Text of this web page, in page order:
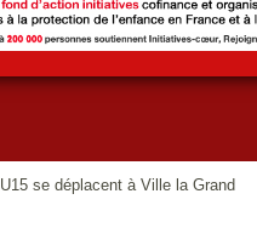
U15 se déplacent à Ville la Grand